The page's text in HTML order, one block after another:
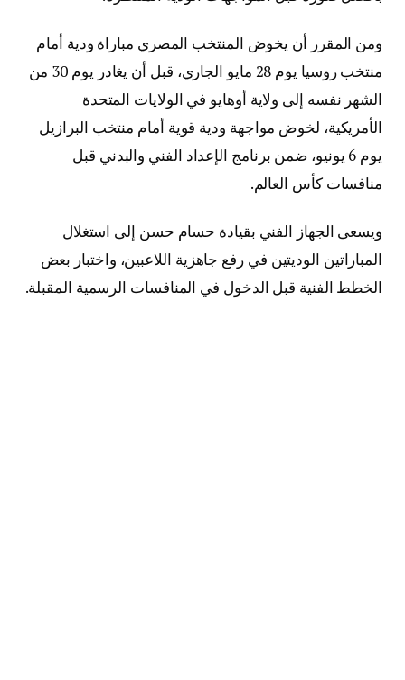
ومن المقرر أن يخوض المنتخب المصري مباراة ودية أمام
منتخب روسيا يوم 28 مايو الجاري، قبل أن يغادر يوم 30 من
الشهر نفسه إلى ولاية أوهايو في الولايات المتحدة
الأمريكية، لخوض مواجهة ودية قوية أمام منتخب البرازيل
يوم 6 يونيو، ضمن برنامج الإعداد الفني والبدني قبل
منافسات كأس العالم.
ويسعى الجهاز الفني بقيادة حسام حسن إلى استغلال
المباراتين الوديتين في رفع جاهزية اللاعبين، واختبار بعض
الخطط الفنية قبل الدخول في المنافسات الرسمية المقبلة.